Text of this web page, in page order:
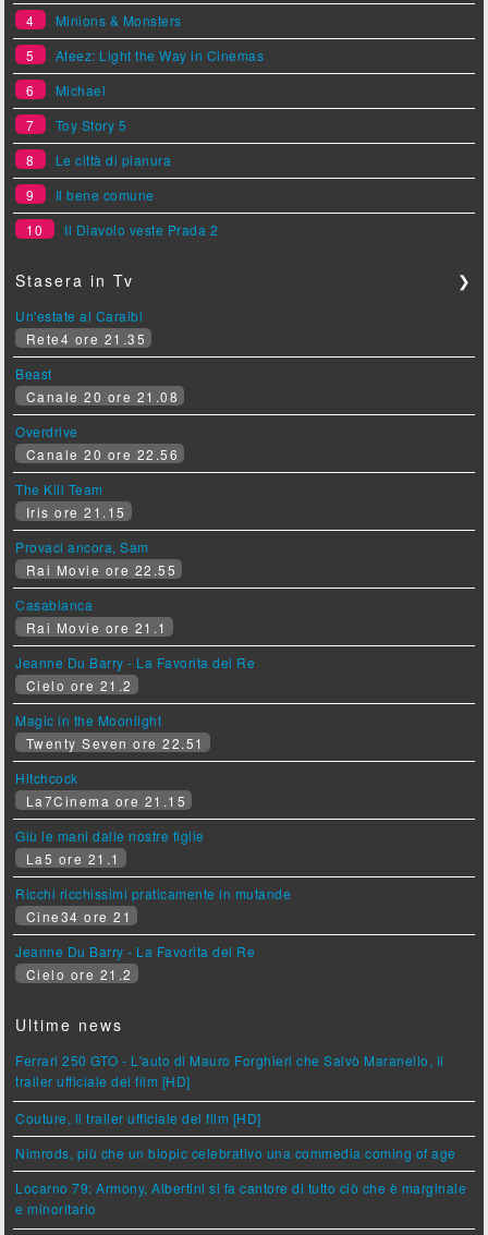
4
Minions & Monsters
5
Ateez: Light the Way in Cinemas
6
Michael
7
Toy Story 5
8
Le città di pianura
9
Il bene comune
10
Il Diavolo veste Prada 2
Stasera in Tv ❯
Un'estate ai Caraibi
Rete4 ore 21.35
Beast
Canale 20 ore 21.08
Overdrive
Canale 20 ore 22.56
The Kill Team
Iris ore 21.15
Provaci ancora, Sam
Rai Movie ore 22.55
Casablanca
Rai Movie ore 21.1
Jeanne Du Barry - La Favorita del Re
Cielo ore 21.2
Magic in the Moonlight
Twenty Seven ore 22.51
Hitchcock
La7Cinema ore 21.15
Giù le mani dalle nostre figlie
La5 ore 21.1
Ricchi ricchissimi praticamente in mutande
Cine34 ore 21
Jeanne Du Barry - La Favorita del Re
Cielo ore 21.2
Ultime news
Ferrari 250 GTO - L'auto di Mauro Forghieri che Salvò Maranello, il
trailer ufficiale del film [HD]
Couture, il trailer ufficiale del film [HD]
Nimrods, più che un biopic celebrativo una commedia coming of age
Locarno 79: Armony, Albertini si fa cantore di tutto ciò che è marginale
e minoritario